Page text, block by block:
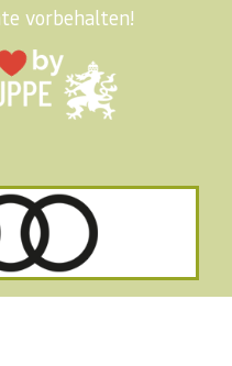
vorbehalten!